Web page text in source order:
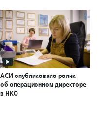
АСИ опубликовало ролик
об операционном директоре
в НКО